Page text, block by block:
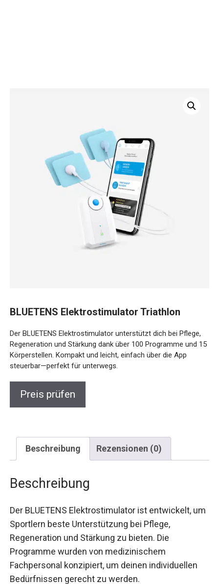
Regeneration und Stärkung dank über 100 Programme und
15 Körperstellen. Kompakt und leicht, einfach über die App
steuerbar—perfekt für unterwegs.
Beschreibung Rezensionen (0)
Beschreibung
um Sportlern beste Unterstützung bei Pflege,
Regeneration und Stärkung zu bieten. Die
Programme wurden von medizinischem
Fachpersonal konzipiert, um deinen individuellen
Bedürfnissen gerecht zu werden.